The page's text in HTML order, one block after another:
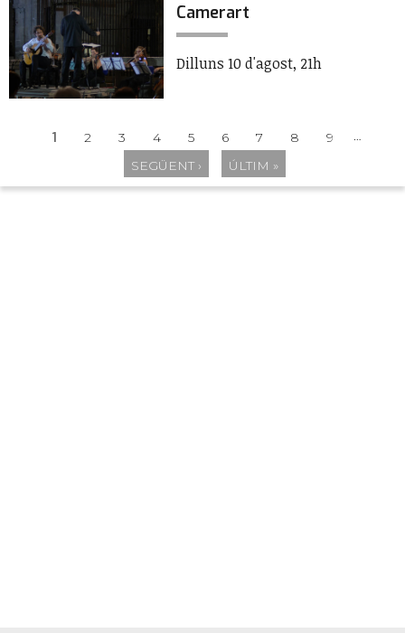
Camerart
Dilluns 10 d'agost, 21h
1 2 3 4 5 6 7 8 9
…
SEGÜENT ›
ÚLTIM »